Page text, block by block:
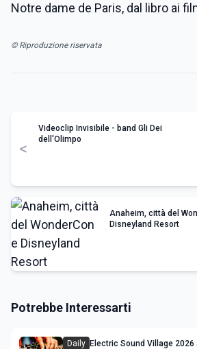
Notre dame de Paris, dal libro ai
© Riproduzione riservata
<
Videoclip Invisibile - band Gli Dei
dell'Olimpo
Anaheim, città del
Disneyland Resort
Potrebbe Interessarti
Daily Electric Sound Village 2026